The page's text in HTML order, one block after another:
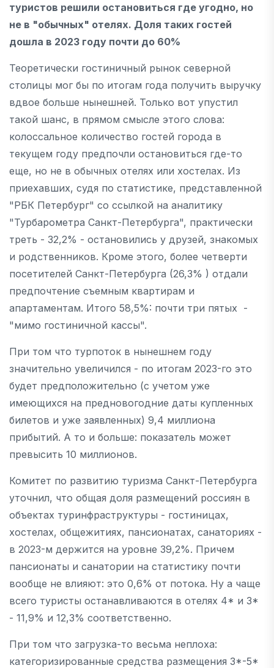
туристов решили остановиться где угодно, но
не в "обычных" отелях. Доля таких гостей
дошла в 2023 году почти до 60%
Теоретически гостиничный рынок северной
столицы мог бы по итогам года получить выручку
вдвое больше нынешней. Только вот упустил
такой шанс, в прямом смысле этого слова:
колоссальное количество гостей города в
текущем году предпочли остановиться где-то
еще, но не в обычных отелях или хостелах. Из
приехавших, судя по статистике, представленной
"РБК Петербург" со ссылкой на аналитику
"Турбарометра Санкт-Петербурга", практически
треть - 32,2% - остановились у друзей, знакомых
и родственников. Кроме этого, более четверти
посетителей Санкт-Петербурга (26,3% ) отдали
предпочтение съемным квартирам и
апартаментам. Итого 58,5%: почти три пятых -
"мимо гостиничной кассы".
При том что турпоток в нынешнем году
значительно увеличился - по итогам 2023-го это
будет предположительно (с учетом уже
имеющихся на предновогодние даты купленных
билетов и уже заявленных) 9,4 миллиона
прибытий. А то и больше: показатель может
превысить 10 миллионов.
Комитет по развитию туризма Санкт-Петербурга
уточнил, что общая доля размещений россиян в
объектах туринфраструктуры - гостиницах,
хостелах, общежитиях, пансионатах, санаториях -
в 2023-м держится на уровне 39,2%. Причем
пансионаты и санатории на статистику почти
вообще не влияют: это 0,6% от потока. Ну а чаще
всего туристы останавливаются в отелях 4* и 3*
- 11,9% и 12,3% соответственно.
При том что загрузка-то весьма неплоха:
категоризированные средства размещения 3*-5*